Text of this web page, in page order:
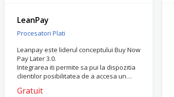
LeanPay
Procesatori Plati
Leanpay este liderul conceptului Buy Now
Pay Later 3.0.
Integrarea iti permite sa pui la dispozitia
clientilor posibilitatea de a accesa un
realizate in magazinul tau.
Gratuit